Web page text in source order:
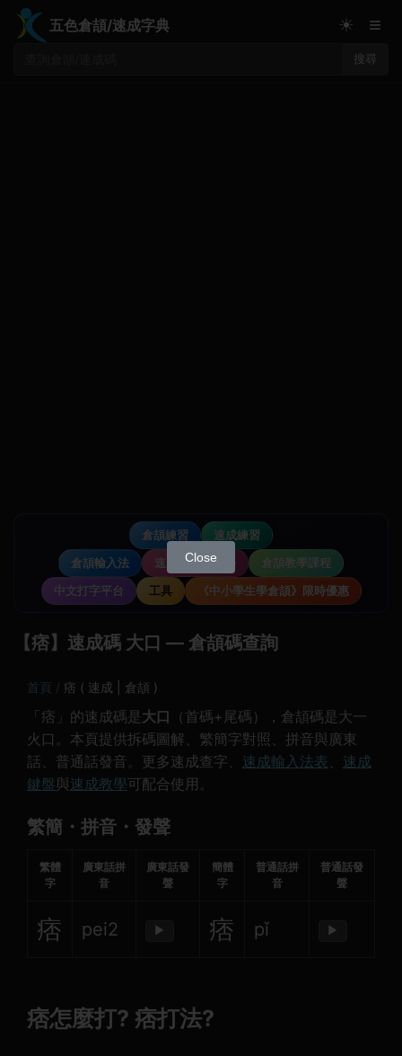
五色倉頡/速成字典
搜尋
☀ ≡
倉頡練習
速成練習
倉頡輸入法
速成輸入法教學
倉頡教學課程
中文打字平台
工具 《中小學生學倉頡》限時優惠
【痞】速成碼 大口 — 倉頡碼查詢
首頁 痞 ( 速成 | 倉頡 )
「痞」的速成碼是 大口 （首碼+尾碼），倉頡碼是大一
火口。本頁提供拆碼圖解、繁簡字對照、拼音與廣東
話、普通話發音。更多速成查字、 速成輸入法表、 速成
鍵盤與速成教學可配合使用。
繁簡・拼音・發聲
繁體
字
廣東話拼
音
廣東話發
聲
簡體
字
普通話拼
音
普通話發
聲
痞 pei2 ▶ 痞 pǐ ▶
痞怎麼打? 痞打法?
Close